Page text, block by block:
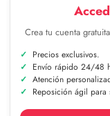
Crea tu cuenta
Precios exclusivos.
Envío rápido 24/48
Atención
Reposición ágil para